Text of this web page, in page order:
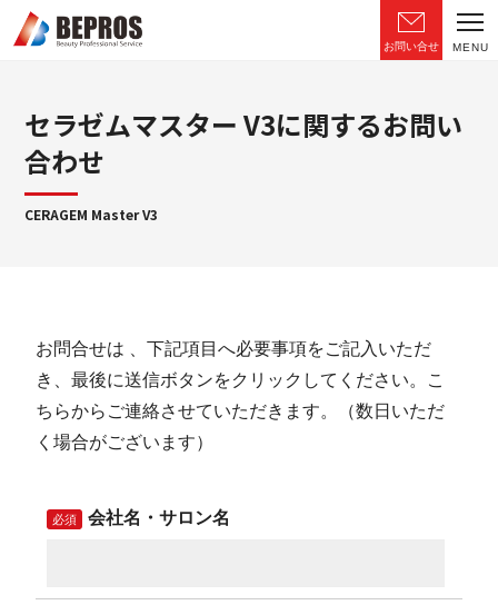
お問い合せ MENU
セラゼムマスター V3に関するお問い
合わせ
CERAGEM Master V3
お問合せは 、下記項目へ必要事項をご記入いただ
き、最後に送信ボタンをクリックしてください。こ
ちらからご連絡させていただきます。（数日いただ
く場合がございます）
必須 会社名・サロン名